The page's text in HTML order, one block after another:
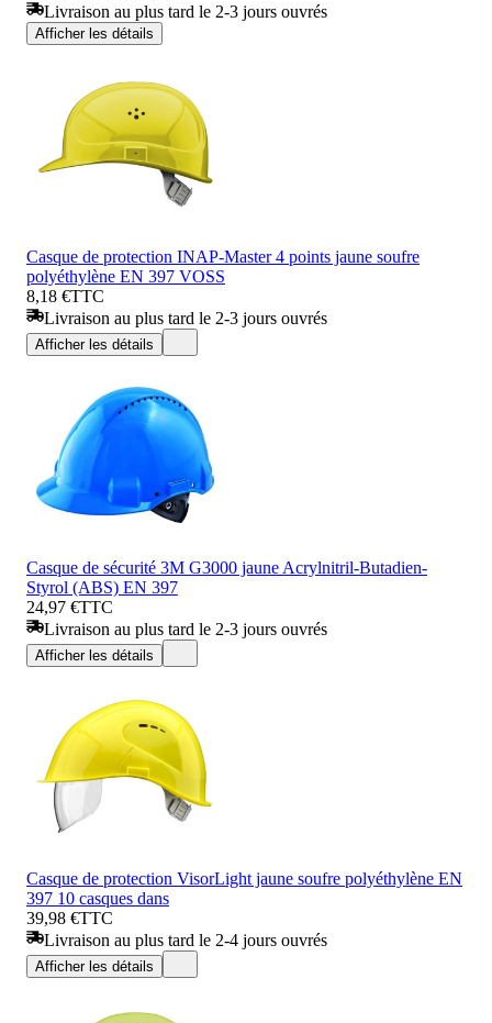
Livraison au plus tard le 2-3 jours ouvrés
Afficher les détails
Casque de protection INAP-Master 4 points jaune soufre
polyéthylène EN 397 VOSS
8,18 €TTC
Livraison au plus tard le 2-3 jours ouvrés
Afficher les détails
Casque de sécurité 3M G3000 jaune Acrylnitril-Butadien-
Styrol (ABS) EN 397
24,97 €TTC
Livraison au plus tard le 2-3 jours ouvrés
Afficher les détails
Casque de protection VisorLight jaune soufre polyéthylène EN
397 10 casques dans
39,98 €TTC
Livraison au plus tard le 2-4 jours ouvrés
Afficher les détails